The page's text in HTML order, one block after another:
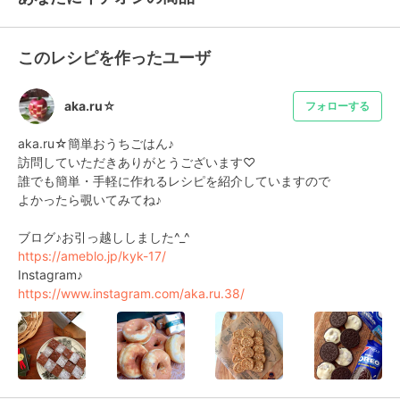
このレシピを作ったユーザ
aka.ru☆ フォローする
aka.ru☆簡単おうちごはん♪
訪問していただきありがとうございます♡
誰でも簡単・手軽に作れるレシピを紹介していますので
よかったら覗いてみてね♪
https://ameblo.jp/kyk-17/
https://www.instagram.com/aka.ru.38/